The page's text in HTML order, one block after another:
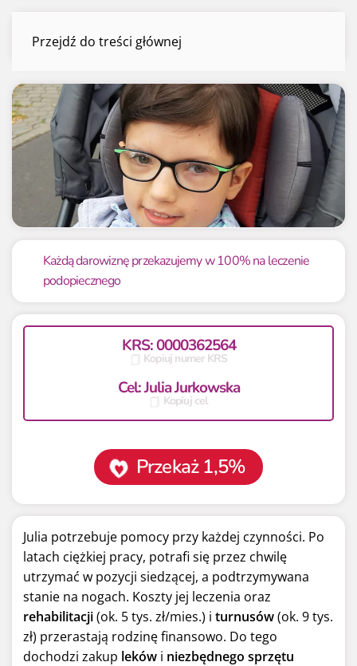
Przejdź do treści głównejJulia Jurkowska
Mamy już
500 zł
Potrzebujemy
50 000 zł
1.00%
Każdą darowiznę przekazujemy w 100% na leczenie
podopiecznego
KRS: 0000362564
Kopiuj numer KRS
Cel: Julia Jurkowska
Kopiuj cel
Przekaż 1,5%
Julia potrzebuje pomocy przy każdej czynności. Po
latach ciężkiej pracy, potrafi się przez chwilę
utrzymać w pozycji siedzącej, a podtrzymywana
stanie na nogach. Koszty jej leczenia oraz
rehabilitacji(ok. 5 tys. zł/mies.) i turnusów(ok. 9 tys.
zł) przerastają rodzinę finansowo. Do tego
dochodzi zakup leków i niezbędnego sprzętu